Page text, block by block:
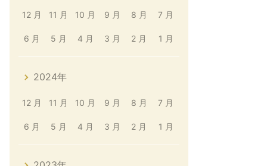
12 月 11 月 10 月 9 月 8 月 7 月
6 月 5 月 4 月 3 月 2 月 1 月
2024年
12 月 11 月 10 月 9 月 8 月 7 月
6 月 5 月 4 月 3 月 2 月 1 月